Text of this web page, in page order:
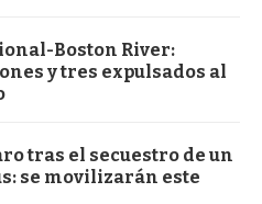
Boston River:
y tres expulsados al
tras el secuestro de un
se movilizarán este